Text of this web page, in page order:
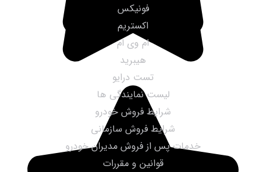
فونیکس
اکستریم
ام وی ام
هیبرید
تست درایو
لیست نمایندگی ها
شرایط فروش خودرو
شرایط فروش سازمانی
خدمات پس از فروش مدیران خودرو
قوانین و مقررات